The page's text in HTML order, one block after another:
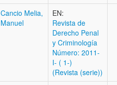
Cancio Melia,
Manuel
EN:
Revista de
Derecho Penal
y Criminología
Número: 2011-
I- ( 1-)
(Revista (serie))